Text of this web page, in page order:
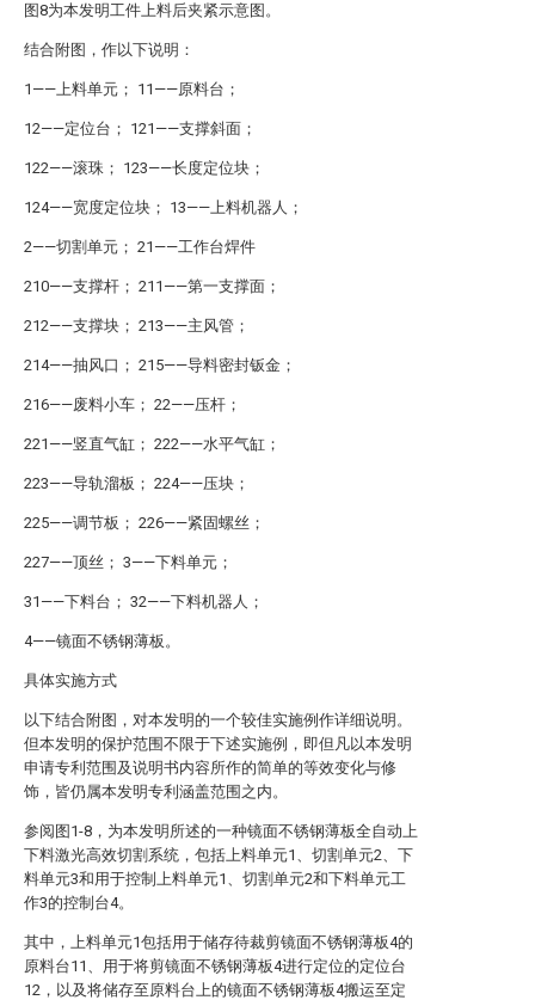
图8为本发明工件上料后夹紧示意图。
结合附图，作以下说明：
1——上料单元； 11——原料台；
12——定位台； 121——支撑斜面；
122——滚珠； 123——长度定位块；
124——宽度定位块； 13——上料机器人；
2——切割单元； 21——工作台焊件
210——支撑杆； 211——第一支撑面；
212——支撑块； 213——主风管；
214——抽风口； 215——导料密封钣金；
216——废料小车； 22——压杆；
221——竖直气缸； 222——水平气缸；
223——导轨溜板； 224——压块；
225——调节板； 226——紧固螺丝；
227——顶丝； 3——下料单元；
31——下料台； 32——下料机器人；
4——镜面不锈钢薄板。
具体实施方式
以下结合附图，对本发明的一个较佳实施例作详细说明。
但本发明的保护范围不限于下述实施例，即但凡以本发明
申请专利范围及说明书内容所作的简单的等效变化与修
饰，皆仍属本发明专利涵盖范围之内。
参阅图1-8，为本发明所述的一种镜面不锈钢薄板全自动上
下料激光高效切割系统，包括上料单元1、切割单元2、下
料单元3和用于控制上料单元1、切割单元2和下料单元工
作3的控制台4。
其中，上料单元1包括用于储存待裁剪镜面不锈钢薄板4的
原料台11、用于将剪镜面不锈钢薄板4进行定位的定位台
12，以及将储存至原料台上的镜面不锈钢薄板4搬运至定